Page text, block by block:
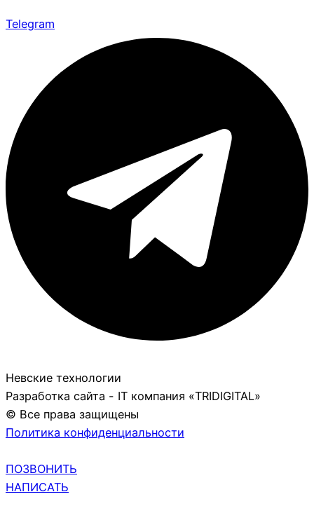
Telegram
Невские технологии
Разработка сайта - IT компания «TRIDIGITAL»
© Все права защищены
Политика конфиденциальности
ПОЗВОНИТЬ
НАПИСАТЬ